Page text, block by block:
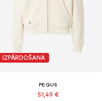
IZPĀRDOŠANA
PEQUS
51,49 €